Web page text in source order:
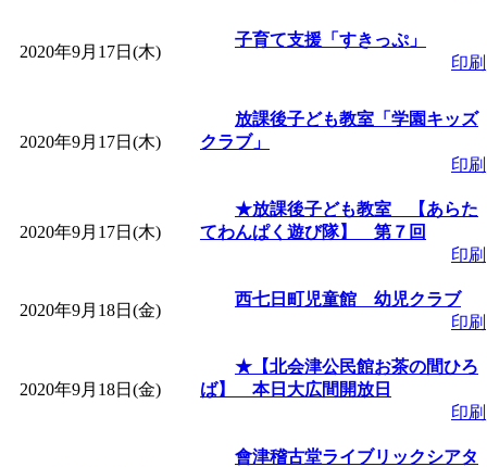
2020年9月17日(木)
子育て支援「すきっぷ」
印刷
2020年9月17日(木)
放課後子ども教室「学園キッズ
クラブ」
印刷
2020年9月17日(木)
★放課後子ども教室 【あらた
てわんぱく遊び隊】 第７回
印刷
2020年9月18日(金)
西七日町児童館 幼児クラブ
印刷
2020年9月18日(金)
★【北会津公民館お茶の間ひろ
ば】 本日大広間開放日
印刷
會津稽古堂ライブリックシアタ